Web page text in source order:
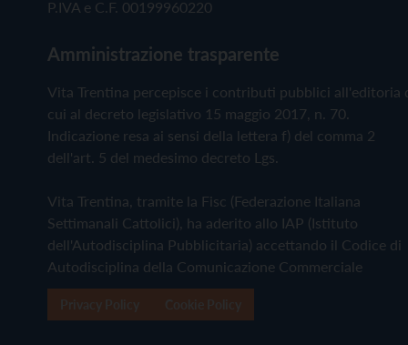
P.IVA e C.F. 00199960220
Amministrazione trasparente
Vita Trentina percepisce i contributi pubblici all'editoria
cui al decreto legislativo 15 maggio 2017, n. 70.
Indicazione resa ai sensi della lettera f) del comma 2
dell'art. 5 del medesimo decreto Lgs.
Vita Trentina, tramite la Fisc (Federazione Italiana
Settimanali Cattolici), ha aderito allo IAP (Istituto
dell'Autodisciplina Pubblicitaria) accettando il Codice di
Autodisciplina della Comunicazione Commerciale